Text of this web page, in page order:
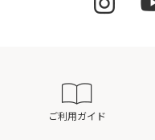
ご利用ガイド